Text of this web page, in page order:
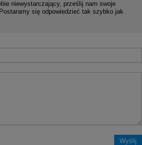
niewystarczający, prześlij nam swoje
się odpowiedzieć tak szybko jak